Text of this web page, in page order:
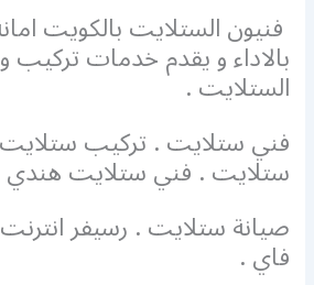
فنيون الستلايت بالكويت
بالاداء و يقدم خدمات تركيب
الستلايت .
فني ستلايت . تركيب
ستلايت . فني ستلايت
صيانة ستلايت . رسيفر
فاي .